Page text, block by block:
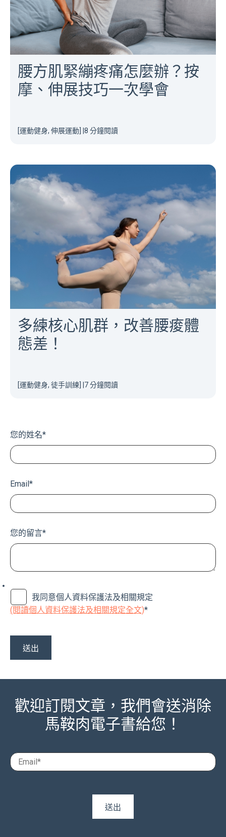
腰方肌緊繃疼痛怎麼辦？按
摩、伸展技巧一次學會
[運動健身, 伸展運動] 8 分鐘閱讀
多練核心肌群，改善腰痠體
態差！
[運動健身, 徒手訓練] 7 分鐘閱讀
您的姓名*
Email *
您的留言*
我同意個人資料保護法及相關規定
(閱讀個人資料保護法及相關規定全文)*
歡迎訂閱文章，我們會送消除
馬鞍肉電子書給您！